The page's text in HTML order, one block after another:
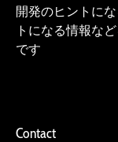
開発のヒントに
トになる情報な
です
Contact